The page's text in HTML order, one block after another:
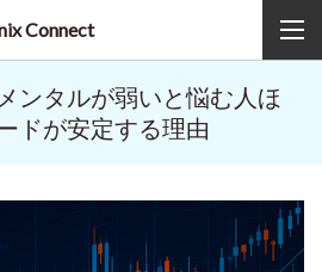
Connect
ンタルが弱いと悩む人ほ
ドが安定する理由